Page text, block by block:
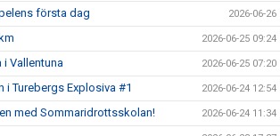
första dag 2026-06-26
2026-06-25 09:24
i Vallentuna 2026-06-25 07:20
i Turebergs Explosiva #1 2026-06-24 12:54
med Sommaridrottsskolan! 2026-06-24 11:34